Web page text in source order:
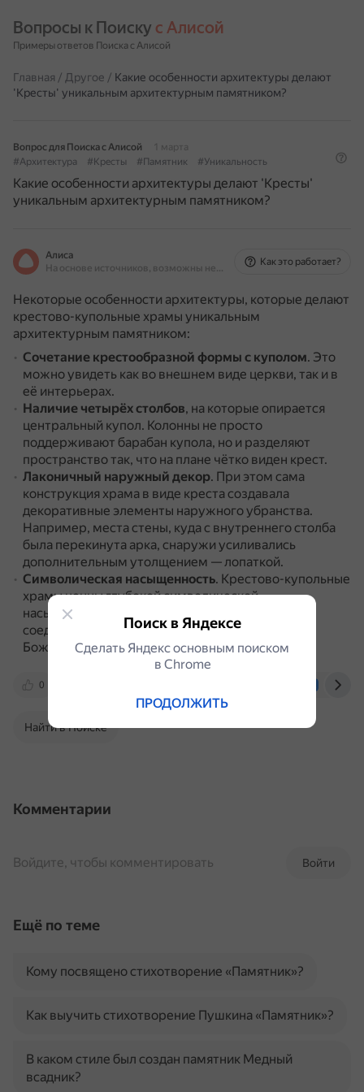
Вопросы к Поиску с Алисой
Примеры ответов Поиска с Алисой
Главная / Другое / Какие особенности архитектуры делают
'Кресты' уникальным архитектурным памятником?
Вопрос для Поиска с Алисой
1 марта
#Архитектура
#Кресты #Памятник #Уникальность
Какие особенности архитектуры делают 'Кресты'
уникальным архитектурным памятником?
Алиса
На основе источников, возможны неточности
Как это работает?
Некоторые особенности архитектуры, которые делают
крестово-купольные храмы уникальным
архитектурным памятником:
Сочетание крестообразной формы с куполом. Это
можно увидеть как во внешнем виде церкви, так и в
её интерьерах.
Наличие четырёх столбов, на которые опирается
центральный купол. Колонны не просто
поддерживают барабан купола, но и разделяют
пространство так, что на плане чётко виден крест.
Лаконичный наружный декор. При этом сама
конструкция храма в виде креста создавала
декоративные элементы наружного убранства.
Например, места стены, куда с внутреннего столба
была перекинута арка, снаружи усиливались
дополнительным утолщением — лопаткой.
Символическая насыщенность. Крестово-купольные
храмы ценны глубокой символической
насыщенностью, в них архитектурные решения
соединяют земное, человеческое, с небесным,
Божественным.
0 vk.com
Найти в Поиске
Комментарии
Войти
Войдите, чтобы комментировать
Ещё по теме
Кому посвящено стихотворение «Памятник»?
Как выучить стихотворение Пушкина «Памятник»?
В каком стиле был создан памятник Медный
всадник?
Поиск в Яндексе
Сделать Яндекс основным поиском
в Сhrome
ПРОДОЛЖИТЬ